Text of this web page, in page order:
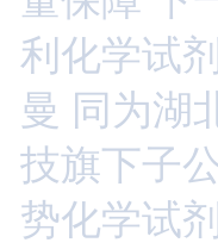
利化学试
曼 同为湖
技旗下子
势化学试